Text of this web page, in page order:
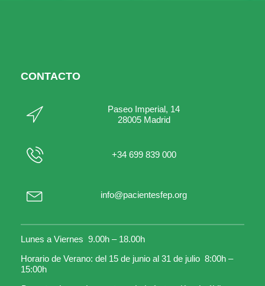
CONTACTO
Paseo Imperial, 14
28005 Madrid
+34 699 839 000
info@pacientesfep.org
Lunes a Viernes 9.00h – 18.00h
Horario de Verano: del 15 de junio al 31 de julio 8:00h –
15:00h